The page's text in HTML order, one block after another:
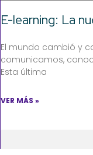
E-learning: La
El mundo cambió y
comunicamos,
Esta última
VER MÁS »